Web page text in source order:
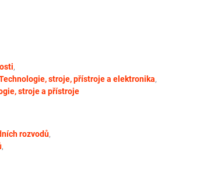
,
stroje, přístroje a elektronika,
stroje a přístroje
rozvodů,
,